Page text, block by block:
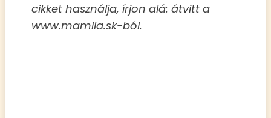
cikket használja, írjon alá: átvitt a
www.mamila.sk-ból.